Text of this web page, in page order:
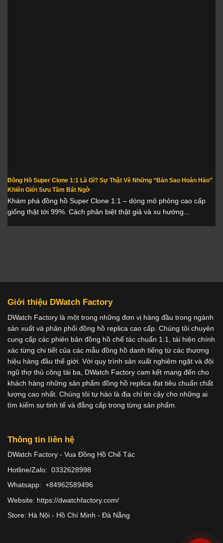
Đồng Hồ Super Clone 1:1 Là Gì? Sự Thật Về Những “Bản Sao Hoàn Hảo”
Khiến Giới Sưu Tầm Bất Ngờ
Khám phá đồng hồ Super Clone 1:1 – dòng mô phỏng cao cấp
giống thật tới 99%. Cách phân biệt thật giả và xu hướng...
Giới thiệu DWatch Factory
DWatch Factory là một trong những đơn vị hàng đầu trong ngành
sản xuất và phân phối đồng hồ replica cao cấp. Chúng tôi chuyên
cung cấp các phiên bản đồng hồ chế tác chuẩn 1:1, tái hiện chính
xác từng chi tiết của các mẫu đồng hồ danh tiếng từ các thương
hiệu hàng đầu thế giới. Với quy trình sản xuất nghiêm ngặt và đội
ngũ thợ thủ công tài ba, DWatch Factory cam kết mang đến cho
khách hàng những sản phẩm đồng hồ replica đạt tiêu chuẩn chất
lượng cao nhất. Chúng tôi tự hào là địa chỉ tin cậy cho những ai
tìm kiếm sự tinh tế và đẳng cấp trong từng sản phẩm.
Thông tin liên hệ
DWatch Factory - Vua Đồng Hồ Chế Tác
Hotline/Zalo: 0332628998
Whatsapp: +84962589496
Website: https://dwatchfactory.com/
Store: Hà Nội - Hồ Chí Minh - Đà Nẵng